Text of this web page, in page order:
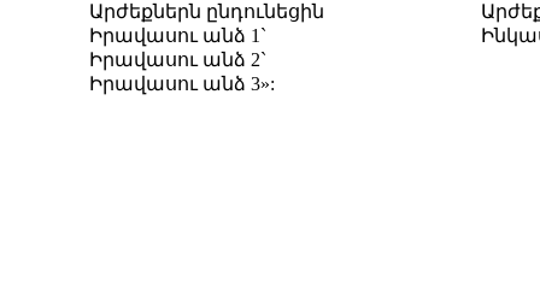
Արժեքներն ընդունեցին
Իրավասու անձ 1`
Իրավասու անձ 2`
Իրավասու անձ 3»: